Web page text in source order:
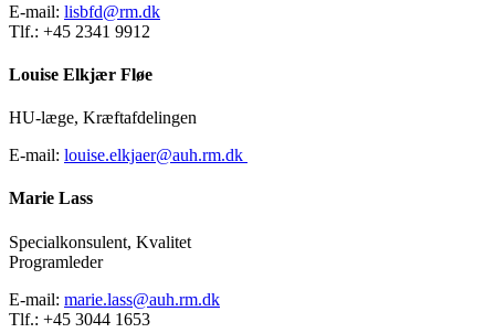
E-mail: lisbfd@rm.dk
Tlf.: +45 2341 9912
Louise Elkjær Fløe
HU-læge, Kræftafdelingen
E-mail: louise.elkjaer@auh.rm.dk
Marie Lass
Specialkonsulent, Kvalitet
Programleder
E-mail: marie.lass@auh.rm.dk
Tlf.: +45 3044 1653